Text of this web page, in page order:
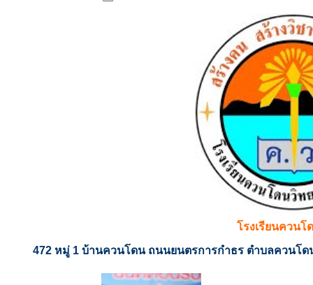
โรงเรียนควนโ
472 หมู่ 1 บ้านควนโดน ถนนยนตรการกำธร ตำบลควนโ